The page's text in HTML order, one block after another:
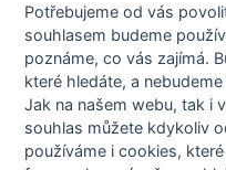
Členové STOBklubu
Zásady nakládání s osobními
Otestujte se
Spočítejte si
Výzva 52
Potřebujeme od vás
souhlasem budeme
poznáme,co vás zajímá.
které hledáte, a
Jak na našem webu, tak i
souhlas můžete kdykoliv
používáme i cookies,